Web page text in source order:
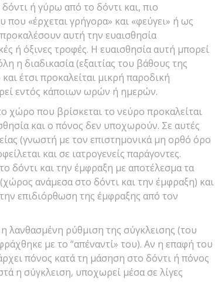
ή γύρω από το δόντι και, πιο
«έρχεται γρήγορα» και «φεύγει» ή ως
αυτή την ευαισθησία
ή όξινες τροφές. Η ευαισθησία αυτή μπορεί
η διαδικασία (εξαιτίας του βάθους της
έτσι προκαλείται μικρή παροδική
εντός κάποιων ωρών ή ημερών.
χώρο που βρίσκεται το νεύρο προκαλείται
και ο πόνος δεν υποχωρούν. Σε αυτές
(γνωστή με τον επιστημονικά μη ορθό όρο
και σε ιατρογενείς παράγοντες.
δόντι και την έμφραξη με αποτέλεσμα τα
ανάμεσα στο δόντι και την έμφραξη) και
επιδιόρθωση της έμφραξης από τον
λανθασμένη ρύθμιση της σύγκλεισης (του
με το “απέναντί» του). Αν η επαφή του
πόνος κατά τη μάσηση στο δόντι ή πόνος
η σύγκλειση, υποχωρεί μέσα σε λίγες